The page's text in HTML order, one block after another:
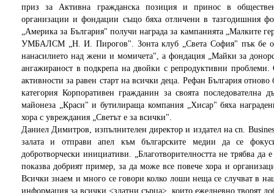
приз за Активна гражданска позиция и принос в
организации и фондации също бяха отличени в тазгодишния
„Америка за България" получи награда за кампанията „Малките
УМБАЛСМ „Н. И. Пирогов". Зонта клуб „Света София" пък бе
нанасилието над жени и момичета", а фондация „Майки за
ангажираност в подкрепа на двойки с репродуктивни
активности за равен старт на всички деца. Рефан България
категория Корпоративен гражданин за своята последователна
майонеза „Краси" и бутилираща компания „Хисар" бяха
хора с увреждания „Светът е за всички".
Даниел Димитров, изпълнителен директор и издател на cn.
залата и отправи апел към българските медии да се
добротворчески инициативи. „Благотворителността не трябва
показва добрият пример, за да може все повече хора и
Всички знаем и много се говори колко лоши неща се случват в
информация за всички <златни сърца>, които ежедневно творят